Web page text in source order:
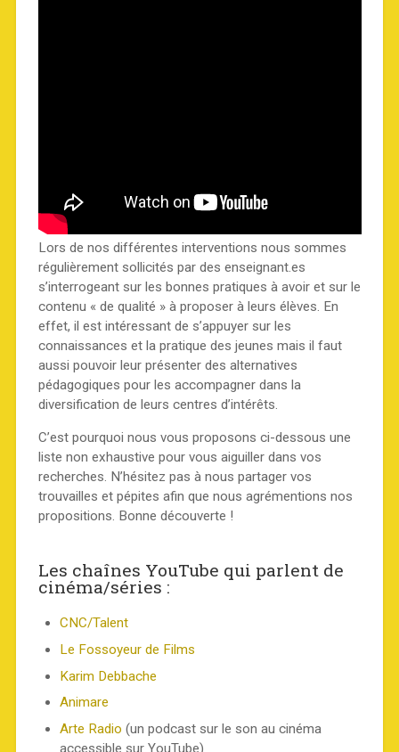
Lors de nos différentes interventions nous sommes
régulièrement sollicités par des enseignant.es
s’interrogeant sur les bonnes pratiques à avoir et sur le
contenu « de qualité » à proposer à leurs élèves. En
effet, il est intéressant de s’appuyer sur les
connaissances et la pratique des jeunes mais il faut
aussi pouvoir leur présenter des alternatives
pédagogiques pour les accompagner dans la
diversification de leurs centres d’intérêts.
C’est pourquoi nous vous proposons ci-dessous une
liste non exhaustive pour vous aiguiller dans vos
recherches. N’hésitez pas à nous partager vos
trouvailles et pépites afin que nous agrémentions nos
propositions. Bonne découverte !
Les chaînes YouTube qui parlent de
cinéma/séries :
CNC/Talent
Le Fossoyeur de Films
Karim Debbache
Animare
Arte Radio (un podcast sur le son au cinéma
accessible sur YouTube)